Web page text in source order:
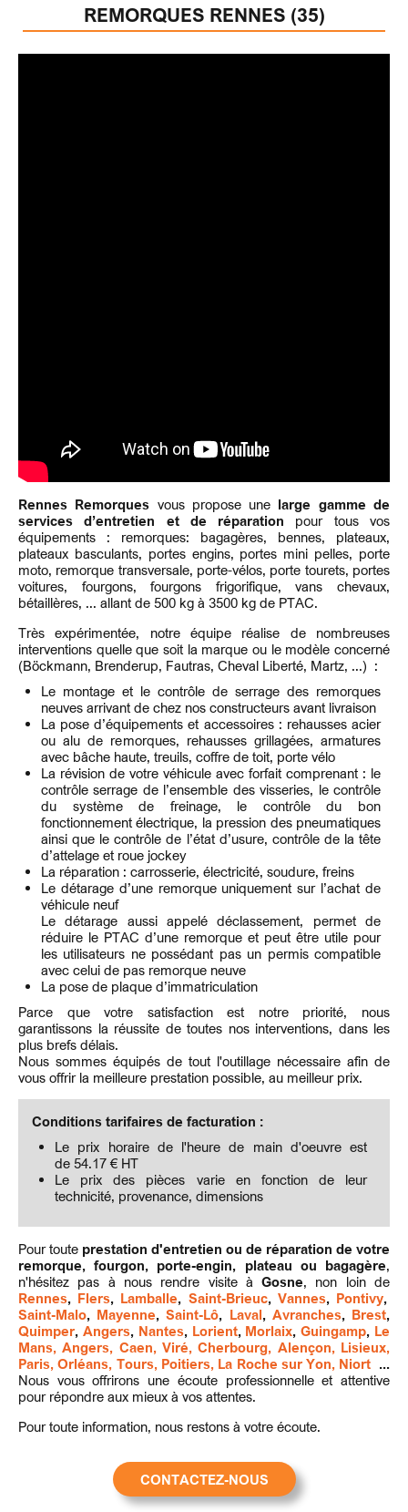
REMORQUES RENNES (35)
Rennes Remorques vous propose une large gamme de
services d’entretien et de réparation pour tous vos
équipements : remorques: bagagères, bennes, plateaux,
plateaux basculants, portes engins, portes mini pelles, porte
moto, remorque transversale, porte-vélos, porte tourets, portes
voitures, fourgons, fourgons frigorifique, vans chevaux,
bétaillères, ... allant de 500 kg à 3500 kg de PTAC.
Très expérimentée, notre équipe réalise de nombreuses
interventions quelle que soit la marque ou le modèle concerné
(Böckmann, Brenderup, Fautras, Cheval Liberté, Martz, ...) :
Le montage et le contrôle de serrage des remorques
neuves arrivant de chez nos constructeurs avant livraison
La pose d’équipements et accessoires : rehausses acier
ou alu de remorques, rehausses grillagées, armatures
avec bâche haute, treuils, coffre de toit, porte vélo
La révision de votre véhicule avec forfait comprenant : le
contrôle serrage de l’ensemble des visseries, le contrôle
du système de freinage, le contrôle du bon
fonctionnement électrique, la pression des pneumatiques
ainsi que le contrôle de l’état d’usure, contrôle de la tête
d’attelage et roue jockey
La réparation : carrosserie, électricité, soudure, freins
Le détarage d’une remorque uniquement sur l’achat de
véhicule neuf
Le détarage aussi appelé déclassement, permet de
réduire le PTAC d’une remorque et peut être utile pour
les utilisateurs ne possédant pas un permis compatible
avec celui de pas remorque neuve
La pose de plaque d’immatriculation
Parce que votre satisfaction est notre priorité, nous
garantissons la réussite de toutes nos interventions, dans les
plus brefs délais.
Nous sommes équipés de tout l'outillage nécessaire afin de
vous offrir la meilleure prestation possible, au meilleur prix.
Conditions tarifaires de facturation :
Le prix horaire de l'heure de main d'oeuvre est
de 54.17 € HT
Le prix des pièces varie en fonction de leur
technicité, provenance, dimensions
Pour toute prestation d'entretien ou de réparation de votre
remorque, fourgon, porte-engin, plateau ou bagagère,
n'hésitez pas à nous rendre visite àGosne, non loin de
Rennes, Flers, Lamballe, Saint-Brieuc, Vannes, Pontivy,
Saint-Malo, Mayenne,Saint-Lô, Laval, Avranches, Brest,
Quimper, Angers, Nantes, Lorient, Morlaix,Guingamp, Le
Mans, Angers, Caen, Viré, Cherbourg, Alençon, Lisieux,
Paris, Orléans, Tours, Poitiers, La Roche sur Yon, Niort ...
Nous vous offrirons une écoute professionnelle et attentive
pour répondre aux mieux à vos attentes.
Pour toute information, nous restons à votre écoute.
CONTACTEZ-NOUS